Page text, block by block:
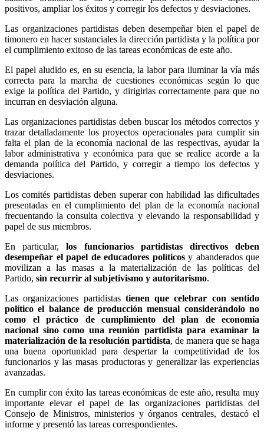
positivos, ampliar los éxitos y corregir los defectos y desviaciones.
Las organizaciones partidistas deben desempeñar bien el papel de
timonero en hacer sustanciales la dirección partidista y la política por
el cumplimiento exitoso de las tareas económicas de este año.
El papel aludido es, en su esencia, la labor para iluminar la vía más
correcta para la marcha de cuestiones económicas según lo que
exige la política del Partido, y dirigirlas correctamente para que no
incurran en desviación alguna.
Las organizaciones partidistas deben buscar los métodos correctos y
trazar detalladamente los proyectos operacionales para cumplir sin
falta el plan de la economía nacional de las respectivas, ayudar la
labor administrativa y económica para que se realice acorde a la
demanda política del Partido, y corregir a tiempo los defectos y
desviaciones.
Los comités partidistas deben superar con habilidad las dificultades
presentadas en el cumplimiento del plan de la economía nacional
frecuentando la consulta colectiva y elevando la responsabilidad y
papel de sus miembros.
En particular,los funcionarios partidistas directivos deben
desempeñar el papel de educadores políticosy abanderados que
movilizan a las masas a la materialización de las políticas del
Partido, sin recurrir al subjetivismo y autoritarismo.
Las organizaciones partidistas tienen que celebrar con sentido
político el balance de producción mensual considerándolo no
como el práctico de cumplimiento del plan de economía
nacional sino como una reunión partidista para examinar la
materialización de la resolución partidista, de manera que se haga
una buena oportunidad para despertar la competitividad de los
funcionarios y las masas productoras y generalizar las experiencias
avanzadas.
En cumplir con éxito las tareas económicas de este año, resulta muy
importante elevar el papel de las organizaciones partidistas del
Consejo de Ministros, ministerios y órganos centrales, destacó el
informe y presentó las tareas correspondientes.